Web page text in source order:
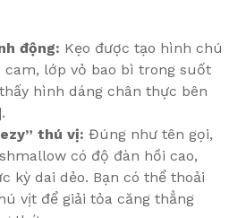
động: Kẹo được tạo hình chú
cam, lớp vỏ bao bì trong suốt
hình dáng chân thực bên
thú vị: Đúng như tên gọi,
có độ đàn hồi cao,
kỳ dai dẻo. Bạn có thể thoải
vịt để giải tỏa căng thẳng